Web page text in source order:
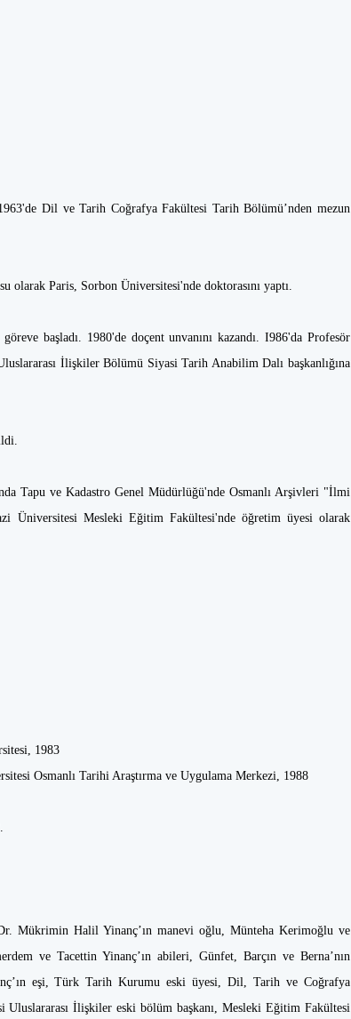
Dil ve Tarih Coğrafya Fakültesi Tarih Bölümü’nden mezun
olarak Paris, Sorbon Üniversitesi'nde doktorasını yaptı.
başladı. 1980'de doçent unvanını kazandı. I986'da Profesör
İlişkiler Bölümü Siyasi Tarih Anabilim Dalı başkanlığına
Tapu ve Kadastro Genel Müdürlüğü'nde Osmanlı Arşivleri "İlmi
Üniversitesi Mesleki Eğitim Fakültesi'nde öğretim üyesi olarak
1983
Osmanlı Tarihi Araştırma ve Uygulama Merkezi, 1988
Mükrimin Halil Yinanç’ın manevi oğlu, Münteha Kerimoğlu ve
ve Tacettin Yinanç’ın abileri, Günfet, Barçın ve Berna’nın
eşi, Türk Tarih Kurumu eski üyesi, Dil, Tarih ve Coğrafya
İlişkiler eski bölüm başkanı, Mesleki Eğitim Fakültesi